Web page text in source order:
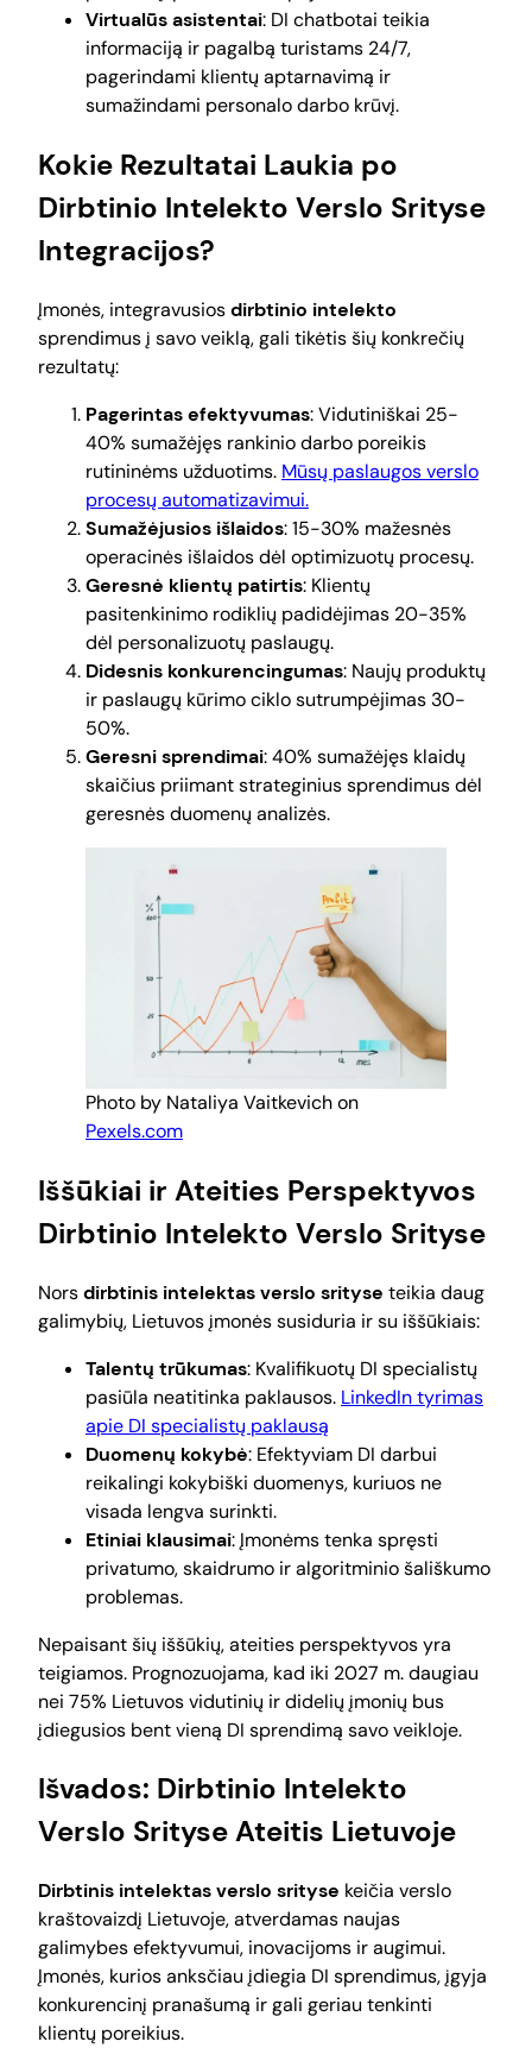
Virtualūs asistentai: DI chatbotai teikia
informaciją ir pagalbą turistams 24/7,
pagerindami klientų aptarnavimą ir
sumažindami personalo darbo krūvį.
Kokie Rezultatai Laukia po
Dirbtinio Intelekto Verslo Srityse
Integracijos?
Įmonės, integravusiosdirbtinio intelekto
sprendimus į savo veiklą, gali tikėtis šių konkrečių
rezultatų:
Pagerintas efektyvumas: Vidutiniškai 25-
40% sumažėjęs rankinio darbo poreikis
rutininėms užduotims. Mūsų paslaugos verslo
procesų automatizavimui.
Sumažėjusios išlaidos: 15-30% mažesnės
operacinės išlaidos dėl optimizuotų procesų.
Geresnė klientų patirtis: Klientų
pasitenkinimo rodiklių padidėjimas 20-35%
dėl personalizuotų paslaugų.
Didesnis konkurencingumas: Naujų produktų
ir paslaugų kūrimo ciklo sutrumpėjimas 30-
50%.
Geresni sprendimai: 40% sumažėjęs klaidų
skaičius priimant strateginius sprendimus dėl
geresnės duomenų analizės.
Photo by Nataliya Vaitkevich on
Pexels.com
Iššūkiai ir Ateities Perspektyvos
Dirbtinio Intelekto Verslo Srityse
Norsdirbtinis intelektas verslo srityse teikia daug
galimybių, Lietuvos įmonės susiduria ir su iššūkiais:
Talentų trūkumas: Kvalifikuotų DI specialistų
pasiūla neatitinka paklausos. LinkedIn tyrimas
apie DI specialistų paklausą
Duomenų kokybė: Efektyviam DI darbui
reikalingi kokybiški duomenys, kuriuos ne
visada lengva surinkti.
Etiniai klausimai: Įmonėms tenka spręsti
privatumo, skaidrumo ir algoritminio šališkumo
problemas.
Nepaisant šių iššūkių, ateities perspektyvos yra
teigiamos. Prognozuojama, kad iki 2027 m. daugiau
nei 75% Lietuvos vidutinių ir didelių įmonių bus
įdiegusios bent vieną DI sprendimą savo veikloje.
Išvados: Dirbtinio Intelekto
Verslo Srityse Ateitis Lietuvoje
Dirbtinis intelektas verslo srityse keičia verslo
kraštovaizdį Lietuvoje, atverdamas naujas
galimybes efektyvumui, inovacijoms ir augimui.
Įmonės, kurios anksčiau įdiegia DI sprendimus, įgyja
konkurencinį pranašumą ir gali geriau tenkinti
klientų poreikius.